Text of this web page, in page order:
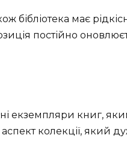
бібліотека має
постійно
екземпляри книг,
колекції, який